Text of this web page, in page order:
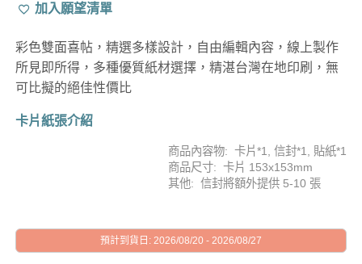
加入願望清單
彩色雙面喜帖，精選多樣設計，自由編輯內容，線上製作
所見即所得，多種優質紙材選擇，精湛台灣在地印刷，無
可比擬的絕佳性價比
卡片紙張介紹
商品內容物: 卡片*1, 信封*1, 貼紙*1
商品尺寸: 卡片 153x153mm
其他: 信封將額外提供 5-10 張
預計到貨日: 2026/08/20 - 2026/08/27